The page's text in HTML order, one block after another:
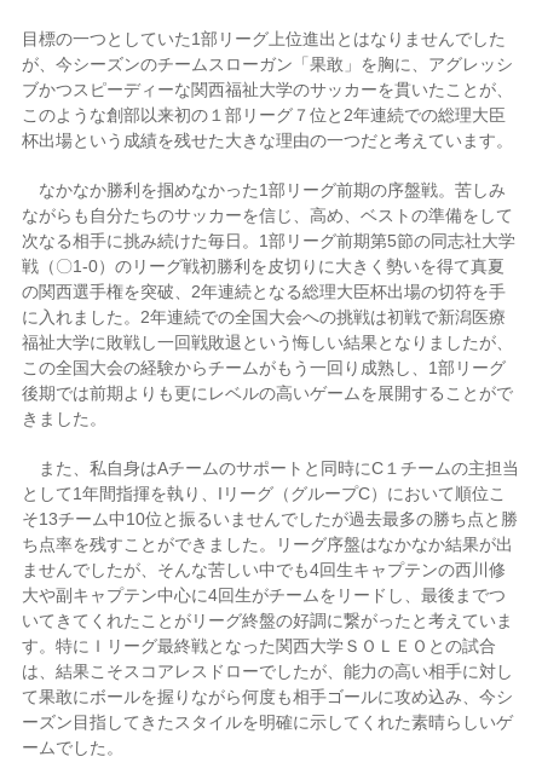
目標の一つとしていた1部リーグ上位進出とはなりませんでした
が、今シーズンのチームスローガン「果敢」を胸に、アグレッシ
ブかつスピーディーな関西福祉大学のサッカーを貫いたことが、
このような創部以来初の１部リーグ７位と2年連続での総理大臣
杯出場という成績を残せた大きな理由の一つだと考えています。
なかなか勝利を掴めなかった1部リーグ前期の序盤戦。苦しみ
ながらも自分たちのサッカーを信じ、高め、ベストの準備をして
次なる相手に挑み続けた毎日。1部リーグ前期第5節の同志社大学
戦（〇1-0）のリーグ戦初勝利を皮切りに大きく勢いを得て真夏
の関西選手権を突破、2年連続となる総理大臣杯出場の切符を手
に入れました。2年連続での全国大会への挑戦は初戦で新潟医療
福祉大学に敗戦し一回戦敗退という悔しい結果となりましたが、
この全国大会の経験からチームがもう一回り成熟し、1部リーグ
後期では前期よりも更にレベルの高いゲームを展開することがで
きました。
また、私自身はAチームのサポートと同時にC１チームの主担当
として1年間指揮を執り、Iリーグ（グループC）において順位こ
そ13チーム中10位と振るいませんでしたが過去最多の勝ち点と勝
ち点率を残すことができました。リーグ序盤はなかなか結果が出
ませんでしたが、そんな苦しい中でも4回生キャプテンの西川修
大や副キャプテン中心に4回生がチームをリードし、最後までつ
いてきてくれたことがリーグ終盤の好調に繋がったと考えていま
す。特にＩリーグ最終戦となった関西大学ＳＯＬＥＯとの試合
は、結果こそスコアレスドローでしたが、能力の高い相手に対し
て果敢にボールを握りながら何度も相手ゴールに攻め込み、今シ
ーズン目指してきたスタイルを明確に示してくれた素晴らしいゲ
ームでした。